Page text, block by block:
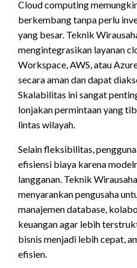
Cloud computing
berkembang tanpa perlu
yang besar. Teknik
mengintegrasikan layanan
Workspace, AWS, atau
secara aman dan dapat
Skalabilitas ini sangat
lonjakan permintaan yang
lintas wilayah.
Selain fleksibilitas,
efisiensi biaya karena
langganan. Teknik
menyarankan pengusaha
manajemen database,
keuangan agar lebih
bisnis menjadi lebih cepat,
efisien.